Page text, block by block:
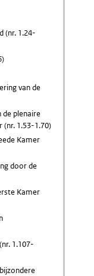
(nr. 1.24-
van de
de plenaire
(nr. 1.53-1.70)
Kamer
door de
Kamer
1.107-